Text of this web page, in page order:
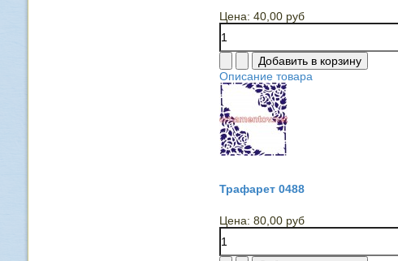
Цена: 40,00 руб
Описание товара
Трафарет 0488
Цена: 80,00 руб